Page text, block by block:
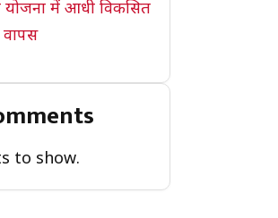
में आधी विकसित
to show.